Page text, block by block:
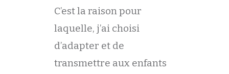
C’est la raison pour
laquelle, j’ai choisi
d’adapter et de
transmettre aux enfants